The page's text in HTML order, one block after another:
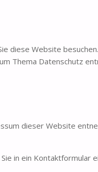
diese Website besuchen.
Thema Datenschutz
dieser Website
in ein Kontaktformular